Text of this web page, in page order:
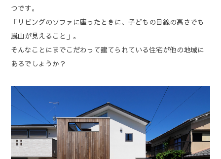
つです。
「リビングのソファに座ったときに、子どもの目線の高さでも
嵐山が見えること」。
そんなことにまでこだわって建てられている住宅が他の地域に
あるでしょうか？